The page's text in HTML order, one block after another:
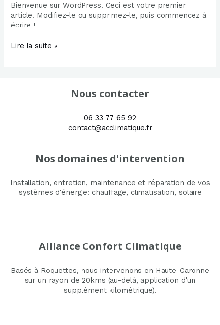
Bienvenue sur WordPress. Ceci est votre premier
article. Modifiez-le ou supprimez-le, puis commencez à
écrire !
Lire la suite »
Nous contacter
06 33 77 65 92
contact@acclimatique.fr
Nos domaines d'intervention
Installation, entretien, maintenance et réparation de vos
systèmes d'énergie: chauffage, climatisation, solaire
Alliance Confort Climatique
Basés à Roquettes, nous intervenons en Haute-Garonne
sur un rayon de 20kms (au-delà, application d'un
supplément kilométrique).